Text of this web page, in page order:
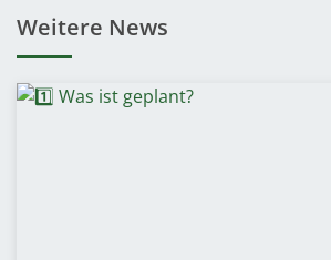
Weitere News